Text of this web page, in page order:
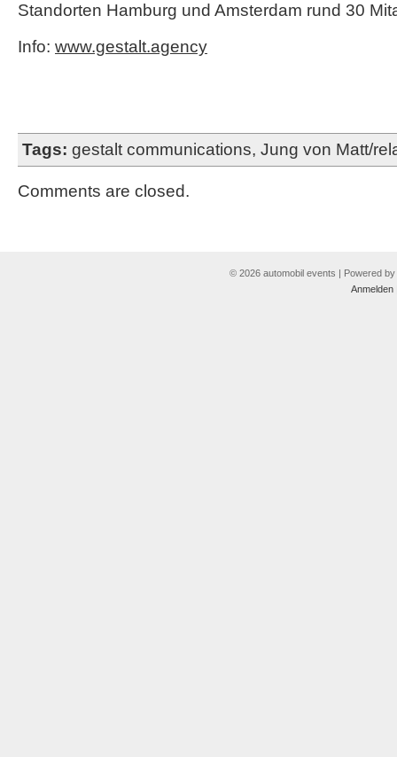
Standorten Hamburg und Amsterdam rund 30
Info: www.gestalt.agency
Tags: gestalt communications, Jung von Matt/
Comments are closed.
© 2026 automobil events | Powered by
Anmelden|